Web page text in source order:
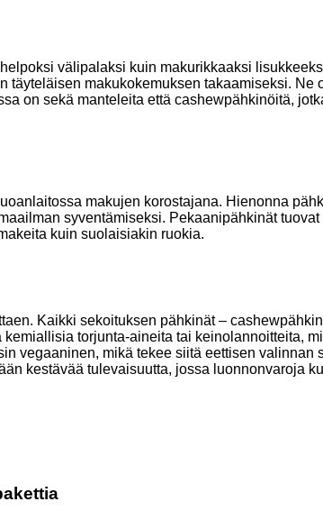
välipalaksi kuin makurikkaaksi
makukokemuksen takaamiseksi. Ne
on sekä manteleita että cashewpähkinöitä,
makujen korostajana. Hienonna
syventämiseksi. Pekaanipähkinät
kuin suolaisiakin ruokia.
Kaikki sekoituksen pähkinät –
torjunta-aineita tai keinolannoitteita,
vegaaninen, mikä tekee siitä eettisen
kestävää tulevaisuutta, jossa luonnonvaroja